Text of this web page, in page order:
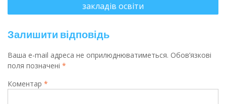
закладів освіти
Залишити відповідь
Ваша e-mail адреса не оприлюднюватиметься. Обов’язкові
поля позначені *
Коментар *